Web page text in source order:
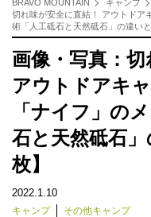
BRAVO MOUNTAIN
キャンプ
切れ味が安全に直結！ アウトドア
術「人工砥石と天然砥石」の違い
画像・写真：切
アウトドアキ
「ナイフ」の
石と天然砥石
枚】
2022.1.10
キャンプ その他キャンプ